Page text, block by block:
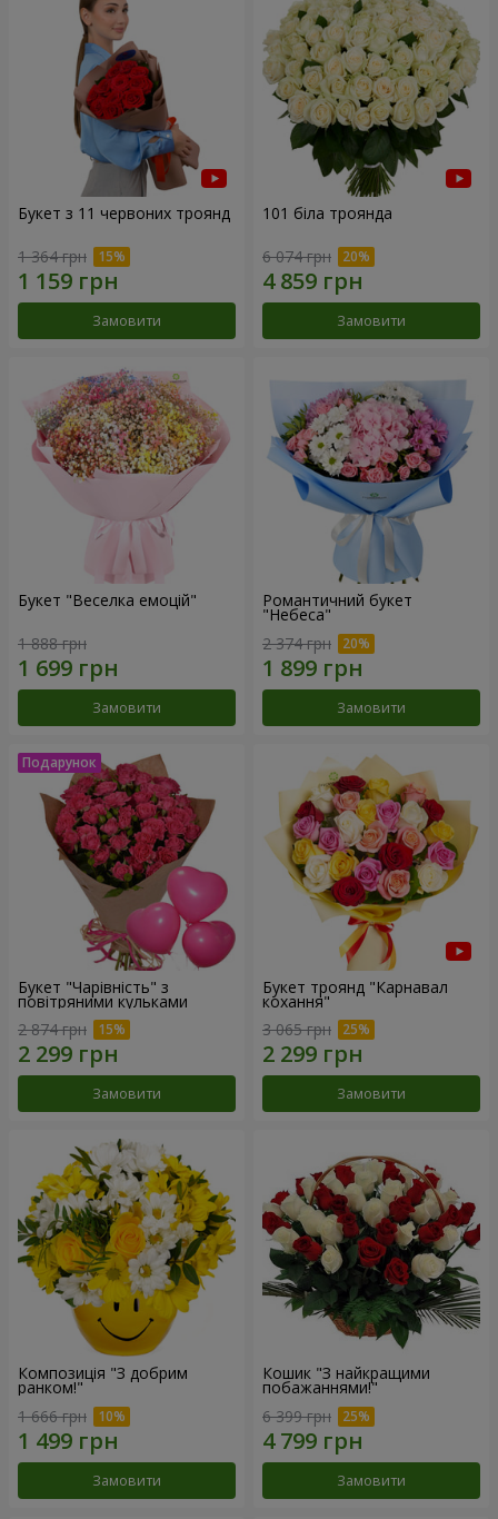
Букет з 11 червоних троянд
1 364 грн
Замовити
101 біла троянда
6 074 грн
Замовити
Букет "Веселка емоцій"
1 888 грн
Замовити
Романтичний букет
"Небеса"
2 374 грн
Замовити
Букет "Чарівність" з
повітряними кульками
2 874 грн
Замовити
Букет троянд "Карнавал
кохання"
3 065 грн
Замовити
Композиція "З добрим
ранком!"
1 666 грн
Замовити
Кошик "З найкращими
побажаннями!"
6 399 грн
Замовити